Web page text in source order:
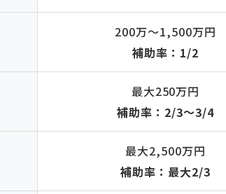
200万〜1,500万円
補助率：1/2
最大250万円
補助率：2/3〜3/4
最大2,500万円
補助率：最大2/3